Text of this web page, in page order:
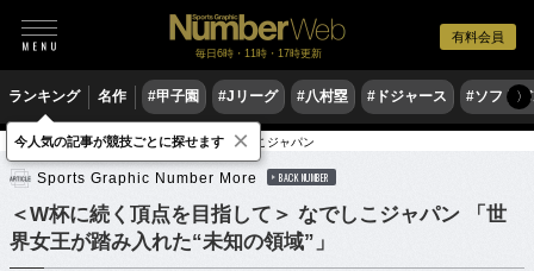
有料会員
毎日6時・11時・17時更新
ランキング 名作 #甲子園 #Jリーグ #八村塁 #ドジャース #ソフト〉
サッカー サッカー日本代表 なでしこジャパン
Sports Graphic Number More BACK NUMBER
＜W杯に続く頂点を目指して＞ なでしこジャパン 「世
界女王が踏み入れた“未知の領域”」
今人気の記事が競技ごとに探せます ×